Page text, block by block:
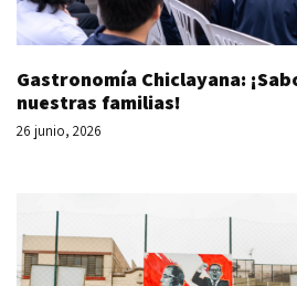
Gastronomía Chiclayana:
nuestras familias!
26 junio, 2026